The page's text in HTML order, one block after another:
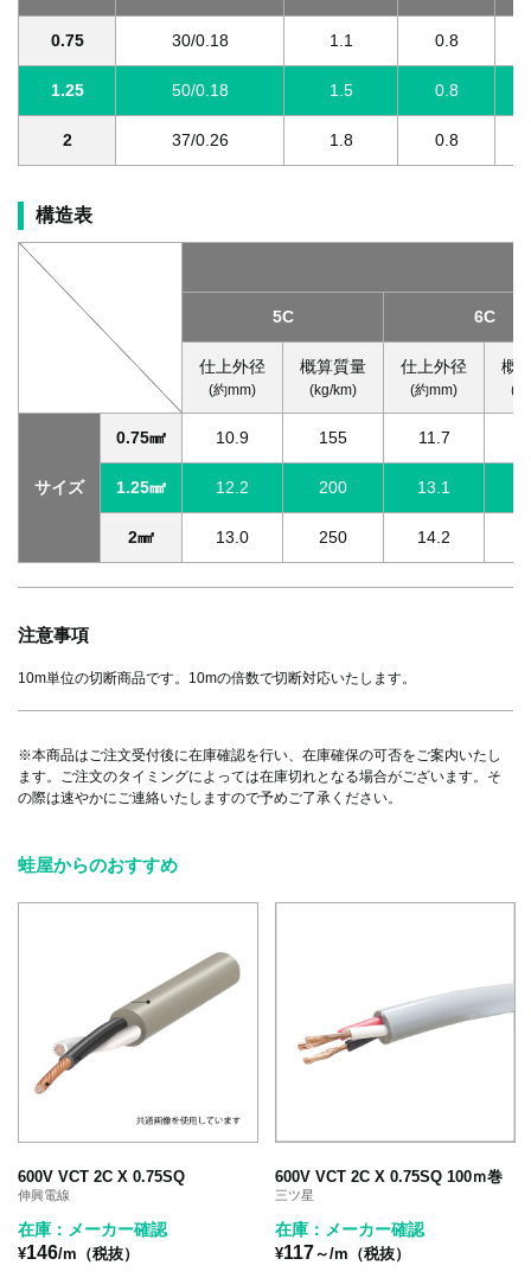
0.75 30/0.18 1.1 0.8
1.25 50/0.18 1.5 0.8
2 37/0.26 1.8 0.8
構造表
5C 6C
仕上外径
(約mm)
概算質量
(kg/km)
仕上外径
(約mm)
概
サイズ
0.75㎟ 10.9 155 11.7
1.25㎟ 12.2 200 13.1
2㎟ 13.0 250 14.2
注意事項
10m単位の切断商品です。10mの倍数で切断対応いたします。
※本商品はご注文受付後に在庫確認を行い、在庫確保の可否をご案内いたし
ます。ご注文のタイミングによっては在庫切れとなる場合がございます。そ
の際は速やかにご連絡いたしますので予めご了承ください。
蛙屋からのおすすめ
600V VCT 2C X 0.75SQ
伸興電線
在庫：メーカー確認
¥146/m（税抜）
600V VCT 2C X 0.75SQ 100ｍ巻
三ツ星
在庫：メーカー確認
¥117～/m（税抜）